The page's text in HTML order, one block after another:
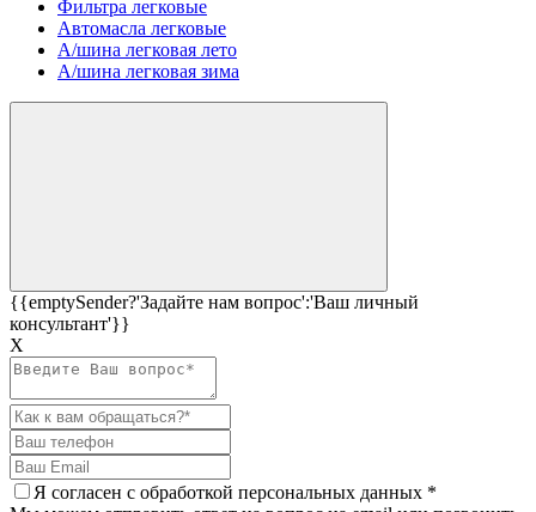
Фильтра легковые
Автомасла легковые
А/шина легковая лето
А/шина легковая зима
{{emptySender?'Задайте нам вопрос':'Ваш личный
консультант'}}
Х
Я согласен c обработкой персональных данных *